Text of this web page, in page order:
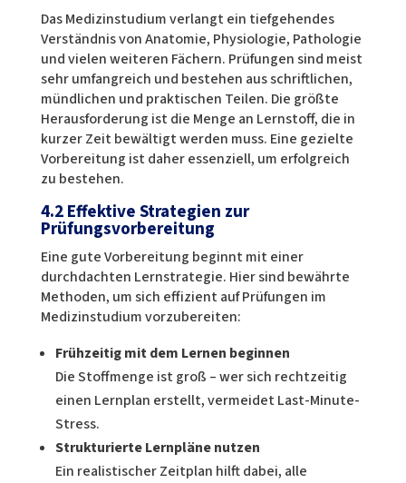
Das Medizinstudium verlangt ein tiefgehendes
Verständnis von Anatomie, Physiologie, Pathologie
und vielen weiteren Fächern. Prüfungen sind meist
sehr umfangreich und bestehen aus schriftlichen,
mündlichen und praktischen Teilen. Die größte
Herausforderung ist die Menge an Lernstoff, die in
kurzer Zeit bewältigt werden muss. Eine gezielte
Vorbereitung ist daher essenziell, um erfolgreich
zu bestehen.
4.2 Effektive Strategien zur
Prüfungsvorbereitung
Eine gute Vorbereitung beginnt mit einer
durchdachten Lernstrategie. Hier sind bewährte
Methoden, um sich effizient auf Prüfungen im
Medizinstudium vorzubereiten:
Frühzeitig mit dem Lernen beginnen
Die Stoffmenge ist groß – wer sich rechtzeitig
einen Lernplan erstellt, vermeidet Last-Minute-
Stress.
Strukturierte Lernpläne nutzen
Ein realistischer Zeitplan hilft dabei, alle